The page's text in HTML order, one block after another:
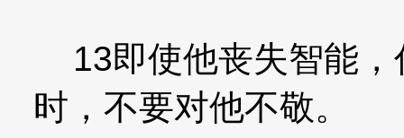
13即使他丧失智能，
时，不要对他不敬。